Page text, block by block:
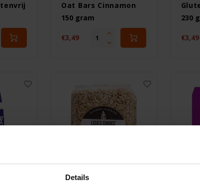
Details
Oat Bars Cinnamon
Bun - Glutenvrij
150 gram
€3,49
230
€3,49